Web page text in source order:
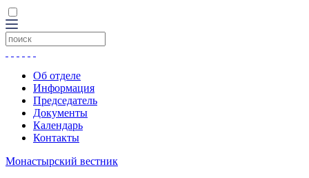
Об отделе
Информация
Председатель
Документы
Календарь
Контакты
Монастырский вестник